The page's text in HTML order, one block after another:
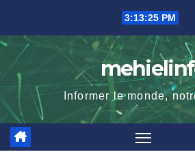
content
3:13:26 PM
Informer le monde,